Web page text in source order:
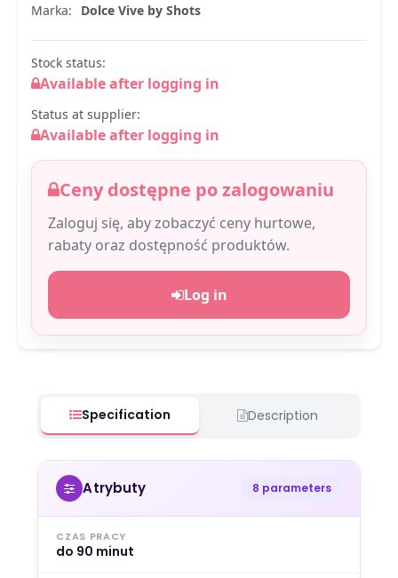
Marka:
Dolce Vive by Shots
Stock status:
Available after logging in
Status at supplier:
Available after logging in
Ceny dostępne po zalogowaniu
Zaloguj się, aby zobaczyć ceny hurtowe,
rabaty oraz dostępność produktów.
Log in
Specification Description
Atrybuty 8 parameters
CZAS PRACY
do 90 minut